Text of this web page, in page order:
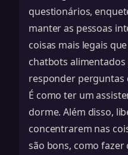
questionários,
manter as pessoas
coisas mais legais
chatbots
responder perguntas
É como ter um
dorme. Além disso,
concentrarem nas
são bons, como